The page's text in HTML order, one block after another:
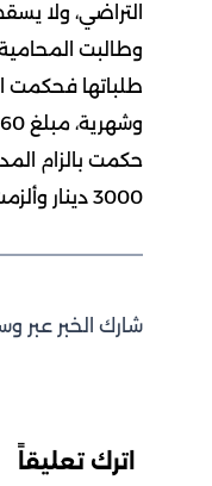
التراضي، ولا يسقط
وطالبت المحامية
حكمت بالزام
3000 دينار وألزمت المدعى عليه بالمصروفات ومقابل اتعاب المحاماة الفعلية.
شارك الخبر عبر
اترك تعليقاً